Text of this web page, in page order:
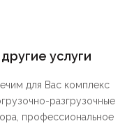
услуги
для Вас комплекс
разгрузочные
профессиональное